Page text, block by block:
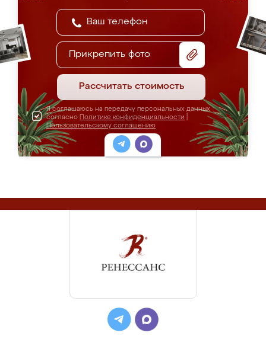
Прикрепить фото
Рассчитать стоимость
Я соглашаюсь на передачу персональных данных
согласно Политике конфиденциальности
Пользовательскому соглашению